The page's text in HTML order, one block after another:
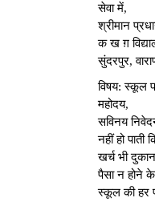
सेवा में,
श्रीमान
क ख ग़
सुंदरपुर,
विषय: स्कूल
महोदय,
सविनय
नहीं हो
खर्च भी
पैसा न होने
स्कूल की हर